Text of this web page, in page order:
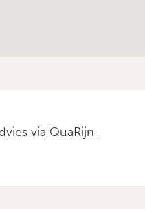
via QuaRijn